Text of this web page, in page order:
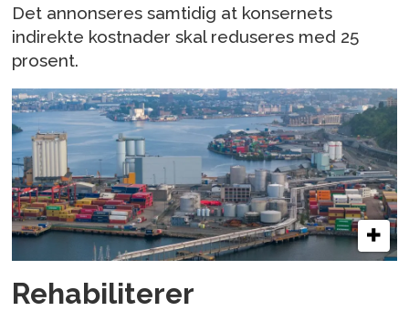
Det annonseres samtidig at konsernets
indirekte kostnader skal reduseres med 25
prosent.
Rehabiliterer